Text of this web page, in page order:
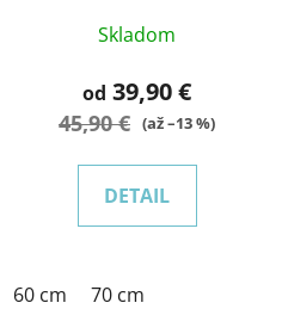
Skladom
od 39,90 €
45,90 € (až –13 %)
DETAIL
60 cm 70 cm